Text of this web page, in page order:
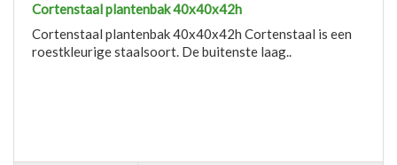
Cortenstaal plantenbak 40x40x42h
Cortenstaal plantenbak 40x40x42h Cortenstaal is een
roestkleurige staalsoort. De buitenste laag..